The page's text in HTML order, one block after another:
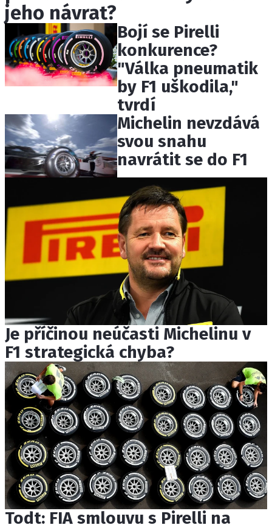
ETICKÝ KODEX
KONTAKT
VYDAVATEL
INZERCE
OSOBNÍ ÚDAJE / COOKIES
Provozovatelem serveru F1NEWS.cz je
INCORP MEDIA GROUP s.r.o., IČ: 118 23 054
jeho návrat?
Bojí se Pirelli
konkurence?
"Válka pneumatik
by F1 uškodila,"
tvrdí
Michelin nevzdává
svou snahu
navrátit se do F1
Je příčinou neúčasti Michelinu v
F1 strategická chyba?
Todt: FIA smlouvu s Pirelli na